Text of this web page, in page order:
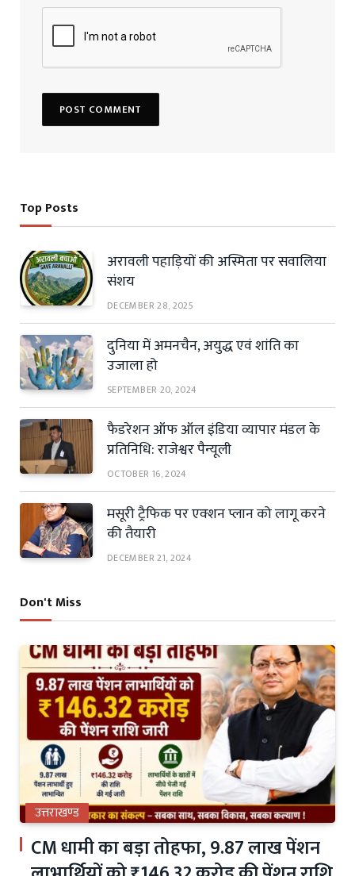
Top Posts
अरावली पहाड़ियों की अस्मिता पर सवालिया
संशय
DECEMBER 28, 2025
दुनिया में अमनचैन, अयुद्ध एवं शांति का
उजाला हो
SEPTEMBER 20, 2024
फैडरेशन ऑफ ऑल इंडिया व्यापार मंडल के
प्रतिनिधि: राजेश्वर पैन्यूली
OCTOBER 16, 2024
मसूरी ट्रैफिक पर एक्शन प्लान को लागू करने
की तैयारी
DECEMBER 21, 2024
Don't Miss
उत्तराखण्ड
CM धामी का बड़ा तोहफा, 9.87 लाख पेंशन